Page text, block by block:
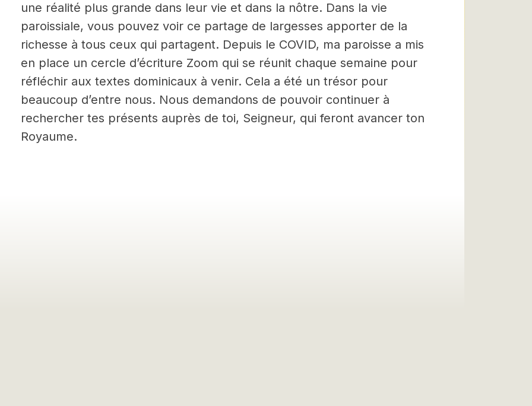
une réalité plus grande dans leur vie et dans la nôtre. Dans la vie
paroissiale, vous pouvez voir ce partage de largesses apporter de la
richesse à tous ceux qui partagent. Depuis le COVID, ma paroisse a mis
en place un cercle d’écriture Zoom qui se réunit chaque semaine pour
réfléchir aux textes dominicaux à venir. Cela a été un trésor pour
beaucoup d’entre nous. Nous demandons de pouvoir continuer à
rechercher tes présents auprès de toi, Seigneur, qui feront avancer ton
Royaume.